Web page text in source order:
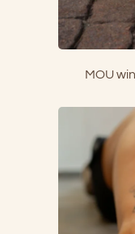
MOU